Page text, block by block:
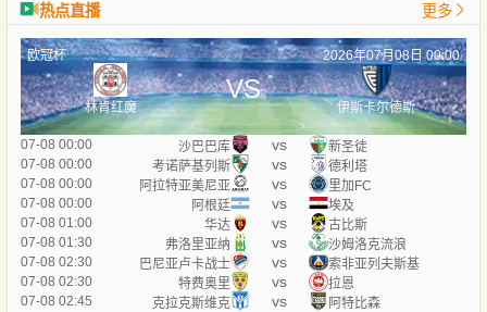
热点直播 更多
欧冠杯 2026年07月08日 00:00
林肯红魔
VS
伊斯卡尔德斯
07-08 00:00 沙巴巴库 vs
新圣徒
07-08 00:00
考诺萨基列斯 vs
德利塔
07-08 00:00
阿拉特亚美尼亚 vs
里加FC
07-08 00:00
阿根廷 vs
埃及
07-08 01:00
华达 vs
古比斯
07-08 01:30
弗洛里亚纳 vs
沙姆洛克流浪
07-08 02:30
巴尼亚卢卡战士 vs
索非亚列夫斯基
07-08 02:30
特费奥里 vs
拉恩
07-08 02:45
克拉克斯维克 vs 阿特比森